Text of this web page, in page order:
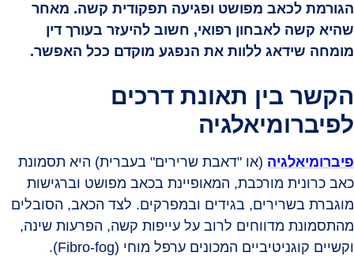
הגורמת לכאב מפושט ופגיעה תפקודית קשה. מאחר
שהיא קשה לאבחון רפואי, חשוב להיעזר בעורך דין
מומחה שידאג ללוות את הנפגע מוקדם ככל האפשר.
הקשר בין תאונת דרכים
לפיברומיאלגיה
פיברומיאלגיה (או "דאבת שרירים" בעברית) היא תסמונת
כאב כרונית מורכבת, המאופיינת בכאב מפושט וברגישות
מוגברת בשרירים, בגידים ובמפרקים. לצד הכאב, הסובלים
מהתסמונת מדווחים לרוב על עייפות קשה, הפרעות שינה,
וקשיים קוגניטיביים המכונים ערפל מוחי (Fibro-fog).